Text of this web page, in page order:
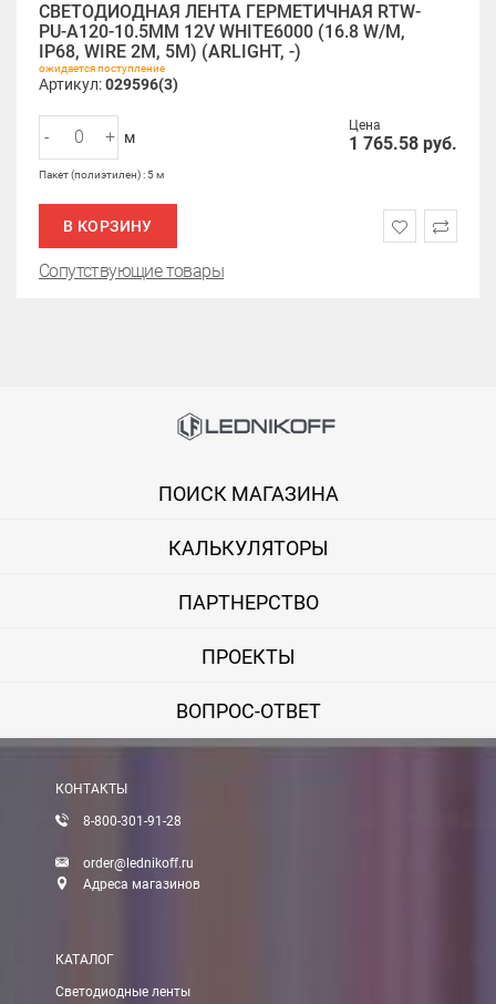
СВЕТОДИОДНАЯ ЛЕНТА ГЕРМЕТИЧНАЯ RTW-
PU-A120-10.5MM 12V WHITE6000 (16.8 W/M,
IP68, WIRE 2M, 5M) (ARLIGHT, -)
ожидается поступление
Артикул:029596(3)
Цена
1 765.58 руб.
- + м
Пакет (полиэтилен) : 5 м
В КОРЗИНУ
Сопутствующие товары
ПОИСК МАГАЗИНА
КАЛЬКУЛЯТОРЫ
ПАРТНЕРСТВО
ПРОЕКТЫ
ВОПРОС-ОТВЕТ
КОНТАКТЫ
8-800-301-91-28
order@lednikoff.ru
Адреса магазинов
КАТАЛОГ
Светодиодные ленты